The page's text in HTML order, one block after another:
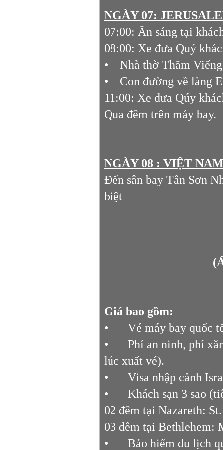
NGÀY 07:
07:00: Ăn sáng tại
08:00: Xe đưa Quý
• Nhà thờ Thăm
• Con đường về làng
11:00: Xe đưa Qúy
Qua đêm trên máy bay.
NGÀY 08 : VIỆT NAM
Đến sân bay Tân Sơn
biệt
Giá bao gồm:
•
Vé máy bay quốc
•
Phí an ninh, phí
lúc xuất vé).
•
Visa nhập cảnh
•
Khách sạn 3 sao
02 đêm tại Nazareth:
03 đêm tại Bethlehem:
•
Bảo hiểm du lịch